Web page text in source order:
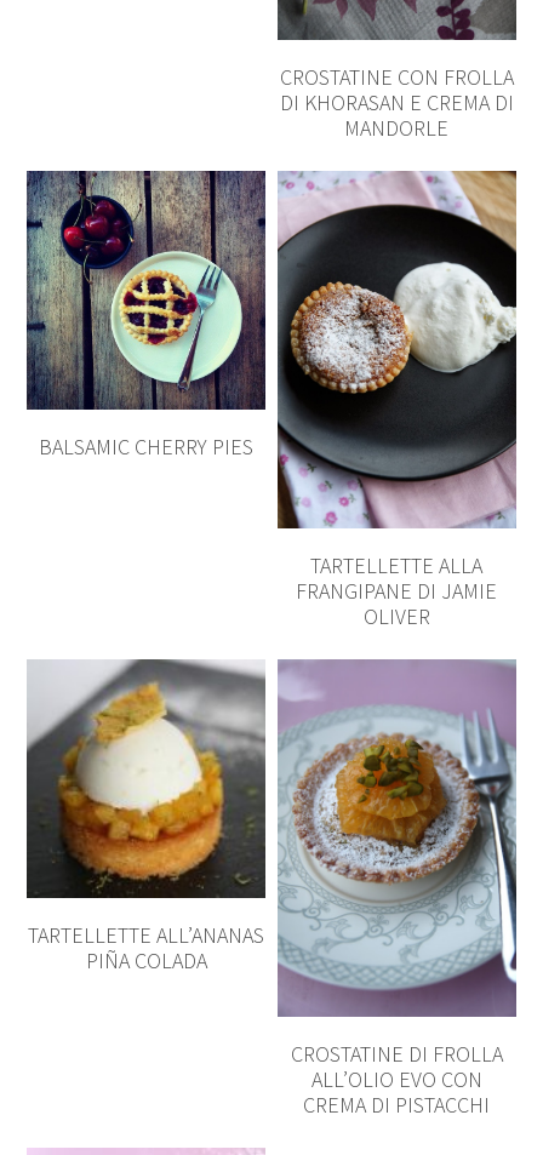
CROSTATINE CON FROLLA
DI KHORASAN E CREMA DI
MANDORLE
BALSAMIC CHERRY PIES
TARTELLETTE ALLA
FRANGIPANE DI JAMIE
OLIVER
TARTELLETTE ALL’ANANAS
PIÑA COLADA
CROSTATINE DI FROLLA
ALL’OLIO EVO CON
CREMA DI PISTACCHI